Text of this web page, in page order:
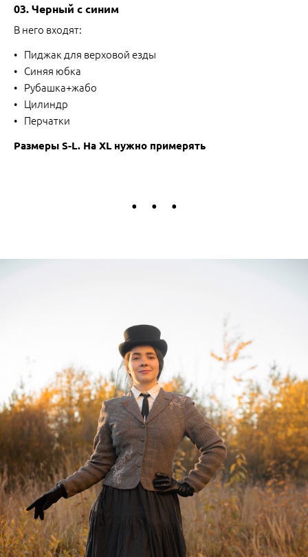
03. Черный с синим
В него входят:
Пиджак для верховой езды
Синяя юбка
Рубашка+жабо
Цилиндр
Перчатки
Размеры S-L. На XL нужно примерять